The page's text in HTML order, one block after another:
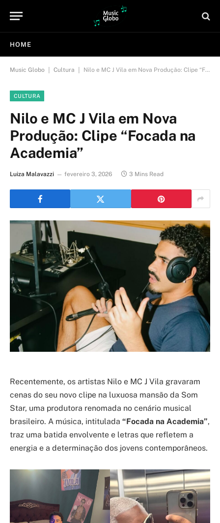
HOME
Music Globo Cultura Nilo e MC J Vila em Nova Produção: Clipe “Focada na Academia”
CULTURA
Nilo e MC J Vila em Nova
Produção: Clipe “Focada na
Academia”
Luiza Malavazzi fevereiro 3, 2026 3 Mins Read
Recentemente, os artistas Nilo e MC J Vila gravaram
cenas do seu novo clipe na luxuosa mansão da Som
Star, uma produtora renomada no cenário musical
brasileiro. A música, intitulada “Focada na Academia”,
traz uma batida envolvente e letras que refletem a
energia e a determinação dos jovens contemporâneos.